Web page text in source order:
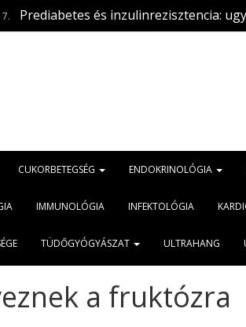
és inzulinrezisztencia: ugyanaz az
CUKORBETEGSÉG ENDOKRINOLÓGIA
IMMUNOLÓGIA INFEKTOLÓGIA
TÜDŐGYÓGYÁSZAT ULTRAHANG
a fruktózra